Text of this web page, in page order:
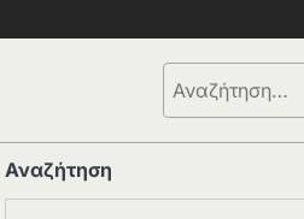
Αναζήτηση
για:
Αναζήτηση